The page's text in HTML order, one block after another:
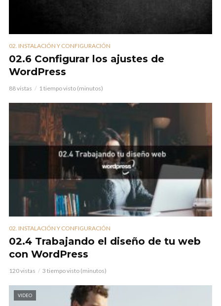
02. INSTALACIÓN Y CONFIGURACIÓN
02.6 Configurar los ajustes de
WordPress
88 vistas 1 tiempo visto (minutos)
02. INSTALACIÓN Y CONFIGURACIÓN
02.4 Trabajando el diseño de tu web
con WordPress
120 vistas 3 tiempo visto (minutos)
VIDEO